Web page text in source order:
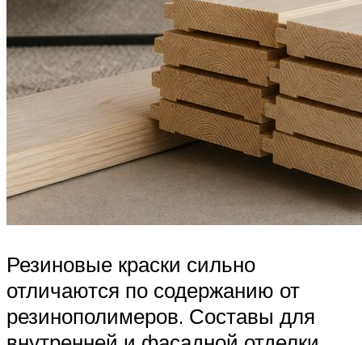
Резиновые краски сильно
отличаются по содержанию от
резинополимеров. Составы для